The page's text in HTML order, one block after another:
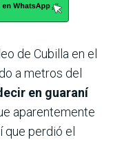
de Cubilla en el
a metros del
en guaraní
aparentemente
que perdió el